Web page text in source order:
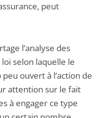
peut
l’analyse des
selon laquelle le
ouvert à l’action de
attention sur le fait
à engager ce type